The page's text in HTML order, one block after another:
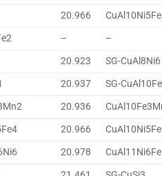
20.966
–
–
20.923
SG-CuAl8Ni6
20.937
SG-CuAl10Fe
20.936
20.966
20.978